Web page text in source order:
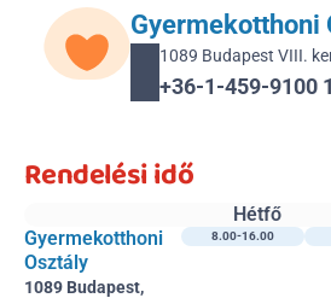
Gyermekotthoni
1089 Budapest VIII.
+36-1-459-9100
Rendelési idő
Hétfő
Gyermekotthoni
Osztály
1089 Budapest,
8.00-16.00